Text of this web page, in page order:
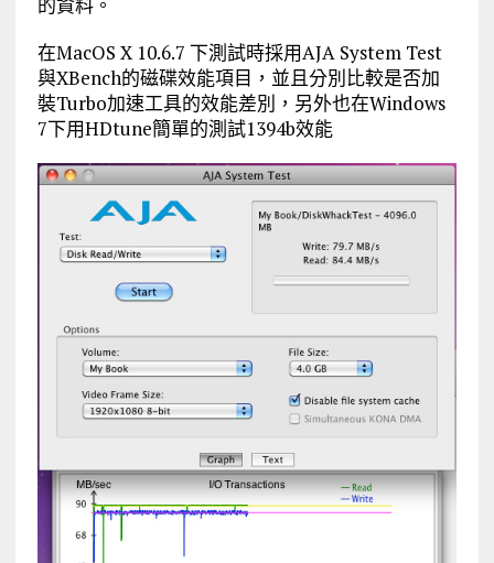
在MacOS X 10.6.7 下測試時採用AJA System Test
與XBench的磁碟效能項目，並且分別比較是否加
裝Turbo加速工具的效能差別，另外也在Windows
7下用HDtune簡單的測試1394b效能